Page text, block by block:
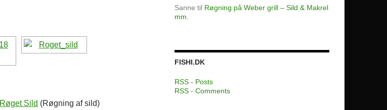
Røget Sild (Røgning af sild)
Sanne til Røgning på Weber grill – Sild & Makrel
mm.
FISHI.DK
RSS - Posts
RSS - Comments